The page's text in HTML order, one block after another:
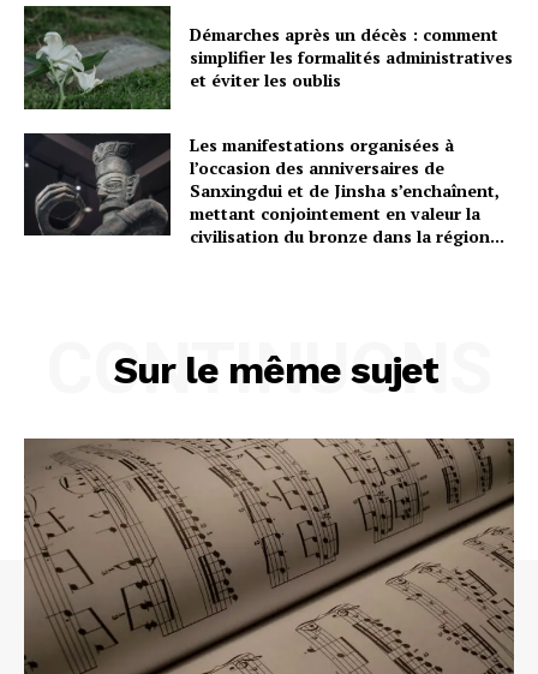
Démarches après un décès : comment
simplifier les formalités administratives
et éviter les oublis
Les manifestations organisées à
l’occasion des anniversaires de
Sanxingdui et de Jinsha s’enchaînent,
mettant conjointement en valeur la
civilisation du bronze dans la région...
Sur le même sujet
CONTINUONS